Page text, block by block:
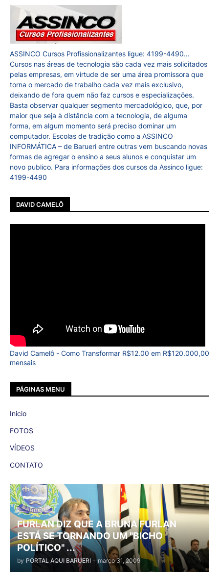
ASSINCO Cursos Profissionalizantes ligue: 4199-4490...
Cursos nas áreas de tecnologia são cada vez mais solicitados
pelas empresas, em virtude de ser uma área promissora que
torna o mercado de trabalho cada vez mais exclusivo,
deixando de fora quem não faz cursos e especializações.
Basta observar qualquer segmento mercadológico, que, por
maior que seja à distância com a tecnologia, de alguma
forma, em algum momento será preciso dominar um
computador. Escolas de tradição como a ASSINCO
INFORMÁTICA – de Barueri entre outras vem buscando novas
formas de agregar o ensino a seus alunos e conquistar um
novo publico. Para informações dos cursos da Assinco ligue:
4199-4490
DAVID CAMELÔ
David Camelô - Como Transformar R$12.00 em R$120.000,00
mensais
PÁGINAS MENU
Inicio
FOTOS
VÍDEOS
CONTATO
FURLAN DIZ QUE A BRUNA FURLAN
ESTÁ SE TORNANDO UM "BICHO
POLÍTICO" ...
by PORTAL AQUI BARUERI - março 31, 2009